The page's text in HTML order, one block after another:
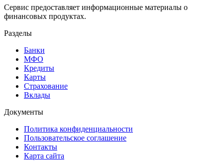
Сервис предоставляет информационные материалы о
финансовых продуктах.
Разделы
Банки
МФО
Кредиты
Карты
Страхование
Вклады
Документы
Политика конфиденциальности
Пользовательское соглашение
Контакты
Карта сайта